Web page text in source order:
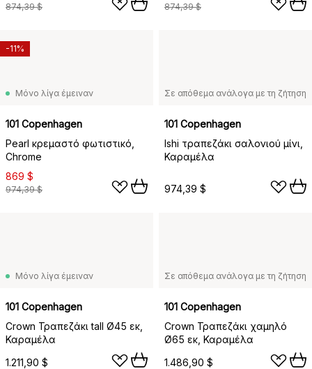
874,39 $ 874,39 $
Μόνο λίγα έμειναν
101 Copenhagen
Pearl κρεμαστό φωτιστικό,
Chrome
869 $
974,39 $
-11%
Σε απόθεμα ανάλογα με τη ζήτηση
101 Copenhagen
Ishi τραπεζάκι σαλονιού μίνι,
Καραμέλα
974,39 $
Μόνο λίγα έμειναν
101 Copenhagen
Crown Τραπεζάκι tall Ø45 εκ,
Καραμέλα
1.211,90 $
Σε απόθεμα ανάλογα με τη ζήτηση
101 Copenhagen
Crown Τραπεζάκι χαμηλό
Ø65 εκ, Καραμέλα
1.486,90 $